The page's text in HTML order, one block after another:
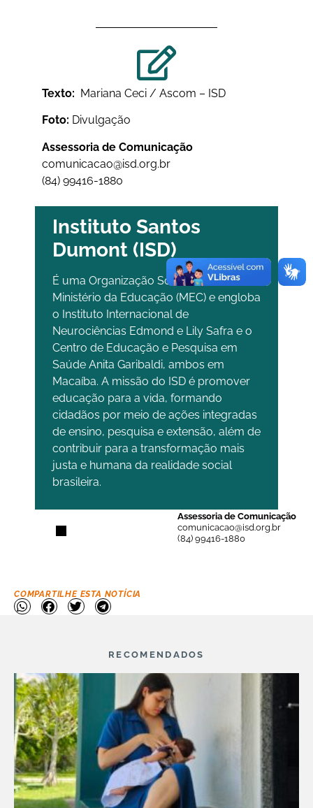
Texto: Mariana Ceci / Ascom – ISD
Foto: Divulgação
Assessoria de Comunicação
comunicacao@isd.org.br
(84) 99416-1880
Instituto Santos
Dumont (ISD)
É uma Organização Social vinculada ao
Ministério da Educação (MEC) e engloba
o Instituto Internacional de
Neurociências Edmond e Lily Safra e o
Centro de Educação e Pesquisa em
Saúde Anita Garibaldi, ambos em
Macaíba. A missão do ISD é promover
educação para a vida, formando
cidadãos por meio de ações integradas
de ensino, pesquisa e extensão, além de
contribuir para a transformação mais
justa e humana da realidade social
brasileira.
Assessoria de Comunicação
comunicacao@isd.org.br
(84) 99416-1880
COMPARTILHE ESTA NOTÍCIA
RECOMENDADOS